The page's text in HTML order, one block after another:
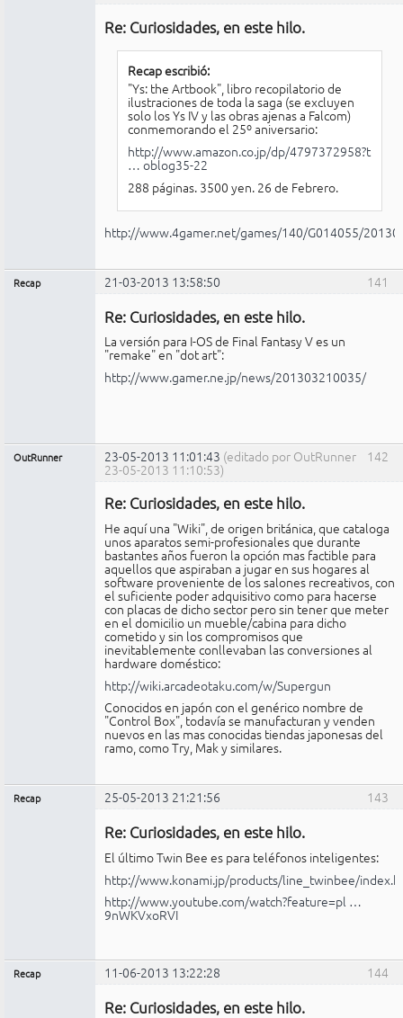
Re: Curiosidades, en este hilo.
Recap escribió:
"Ys: the Artbook", libro recopilatorio de
ilustraciones de toda la saga (se excluyen
solo los Ys IV y las obras ajenas a Falcom)
conmemorando el 25º aniversario:
http://www.amazon.co.jp/dp/4797372958?t
… oblog35-22
288 páginas. 3500 yen. 26 de Febrero.
http://www.4gamer.net/games/140/G014055/
141
Recap 21-03-2013 13:58:50
Re: Curiosidades, en este hilo.
La versión para I-OS de Final Fantasy V es un
"remake" en "dot art":
http://www.gamer.ne.jp/news/201303210035/
142
OutRunner 23-05-2013 11:01:43 (editado por OutRunner
23-05-2013 11:10:53)
Re: Curiosidades, en este hilo.
He aquí una "Wiki", de origen británica, que cataloga
unos aparatos semi-profesionales que durante
bastantes años fueron la opción mas factible para
aquellos que aspiraban a jugar en sus hogares al
software proveniente de los salones recreativos, con
el suficiente poder adquisitivo como para hacerse
con placas de dicho sector pero sin tener que meter
en el domicilio un mueble/cabina para dicho
cometido y sin los compromisos que
inevitablemente conllevaban las conversiones al
hardware doméstico:
http://wiki.arcadeotaku.com/w/Supergun
Conocidos en japón con el genérico nombre de
"Control Box", todavía se manufacturan y venden
nuevos en las mas conocidas tiendas japonesas del
ramo, como Try, Mak y similares.
143
Recap 25-05-2013 21:21:56
Re: Curiosidades, en este hilo.
El último Twin Bee es para teléfonos inteligentes:
http://www.konami.jp/products/line_twinbee/
http://www.youtube.com/watch?feature=pl …
9nWKVxoRVI
144
Recap 11-06-2013 13:22:28
Re: Curiosidades, en este hilo.